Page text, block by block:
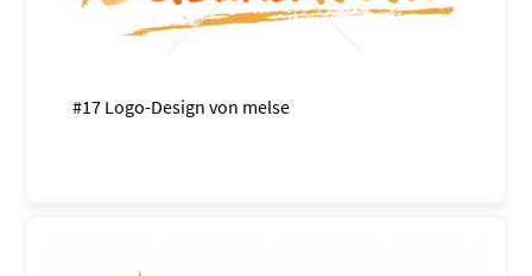
#17 Logo-Design von melse